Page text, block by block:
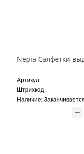
Артикул
Штрихкод
Наличие:Заканчивается